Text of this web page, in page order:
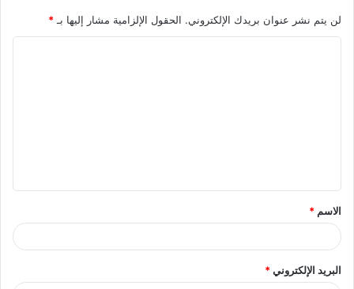
لن يتم نشر عنوان بريدك الإلكتروني. الحقول الإلزامية مشار إليها بـ *
ق
*
الاسم *
البريد الإلكتروني*